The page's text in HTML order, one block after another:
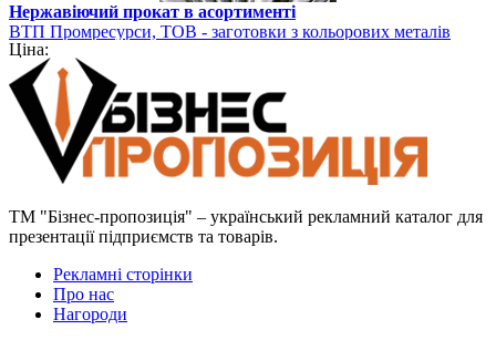
Нержавіючий прокат в асортименті
ВТП Промресурси, ТОВ - заготовки з кольорових металів
Ціна:
ТМ "Бізнес-пропозиція" – український рекламний каталог для
презентації підприємств та товарів.
Рекламні сторінки
Про нас
Нагороди